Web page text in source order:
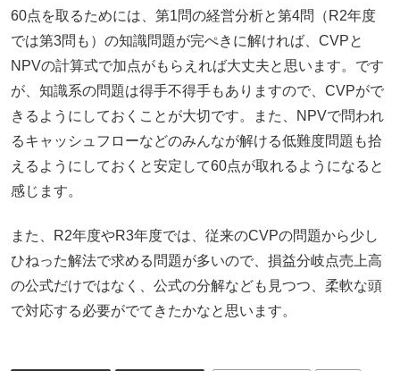
60点を取るためには、第1問の経営分析と第4問（R2年度
では第3問も）の知識問題が完ぺきに解ければ、CVPと
NPVの計算式で加点がもらえれば大丈夫と思います。です
が、知識系の問題は得手不得手もありますので、CVPがで
きるようにしておくことが大切です。また、NPVで問われ
るキャッシュフローなどのみんなが解ける低難度問題も拾
えるようにしておくと安定して60点が取れるようになると
感じます。
また、R2年度やR3年度では、従来のCVPの問題から少し
ひねった解法で求める問題が多いので、損益分岐点売上高
の公式だけではなく、公式の分解なども見つつ、柔軟な頭
で対応する必要がでてきたかなと思います。